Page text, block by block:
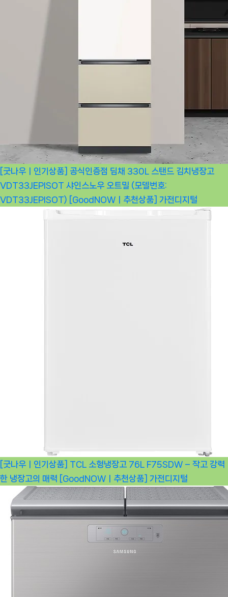
[굿나우ㅣ인기상품] 공식인증점 딤채 330L 스탠드 김치냉장고
VDT33JEPISOT 샤인스노우 오트밀 (모델번호:
VDT33JEPISOT) [GoodNOWㅣ추천상품] 가전디지털
[굿나우ㅣ인기상품] TCL 소형냉장고 76L F75SDW – 작고 강력
한 냉장고의 매력 [GoodNOWㅣ추천상품] 가전디지털